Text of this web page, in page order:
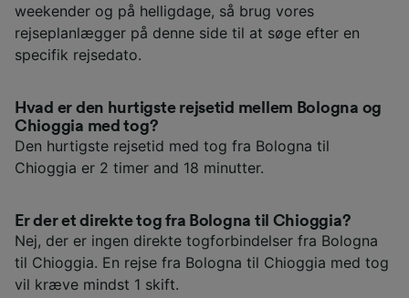
weekender og på helligdage, så brug vores
rejseplanlægger på denne side til at søge efter en
specifik rejsedato.
Hvad er den hurtigste rejsetid mellem Bologna og
Chioggia med tog?
Den hurtigste rejsetid med tog fra Bologna til
Chioggia er 2 timer and 18 minutter.
Er der et direkte tog fra Bologna til Chioggia?
Nej, der er ingen direkte togforbindelser fra Bologna
til Chioggia. En rejse fra Bologna til Chioggia med tog
vil kræve mindst 1 skift.